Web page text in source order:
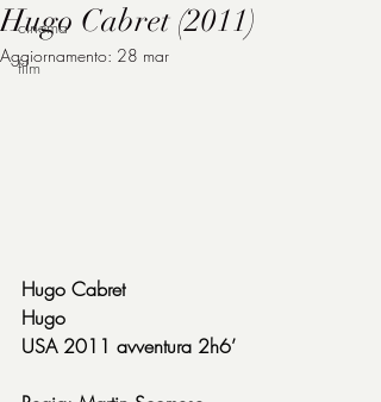
cinema
film
Hugo Cabret (2011)
Aggiornamento: 28 mar
Hugo Cabret
Hugo
USA 2011 avventura 2h6’